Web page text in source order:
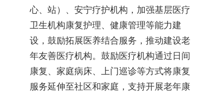
心、站）、安宁疗护机构，加强基层医疗
卫生机构康复护理、健康管理等能力建
设，鼓励拓展医养结合服务，推动建设老
年友善医疗机构。鼓励医疗机构通过日间
康复、家庭病床、上门巡诊等方式将康复
服务延伸至社区和家庭，支持开展老年康